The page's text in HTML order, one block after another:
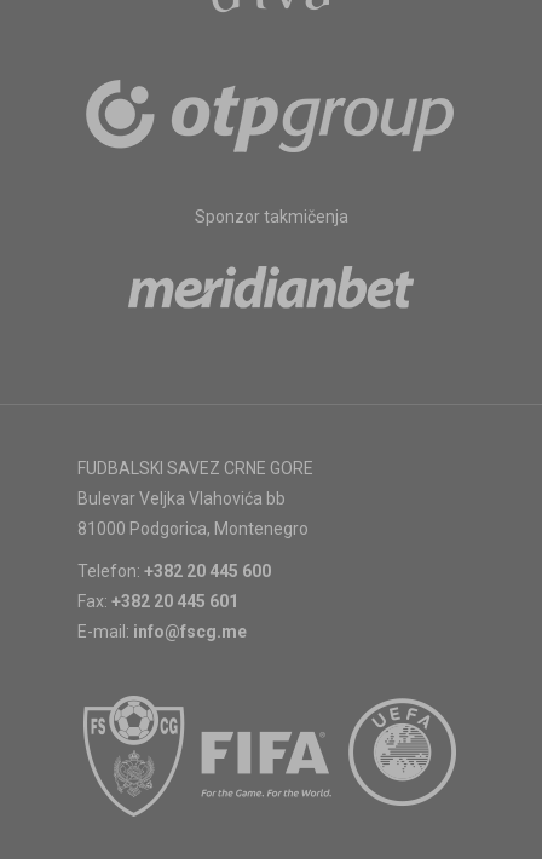
Sponzor takmičenja
FUDBALSKI SAVEZ CRNE GORE
Bulevar Veljka Vlahovića bb
81000 Podgorica, Montenegro
Telefon: +382 20 445 600
Fax: +382 20 445 601
E-mail: info@fscg.me